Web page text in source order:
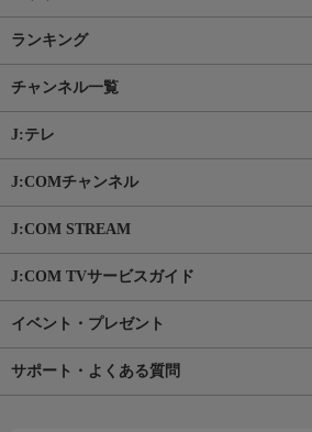
ランキング
チャンネル一覧
J:テレ
J:COMチャンネル
J:COM STREAM
J:COM TVサービスガイド
イベント・プレゼント
サポート・よくある質問